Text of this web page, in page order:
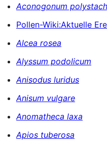
Aconogonum
Pollen-Wiki:Aktuelle
Alcea rosea
Alyssum podolicum
Anisodus luridus
Anisum vulgare
Anomatheca laxa
Apios tuberosa